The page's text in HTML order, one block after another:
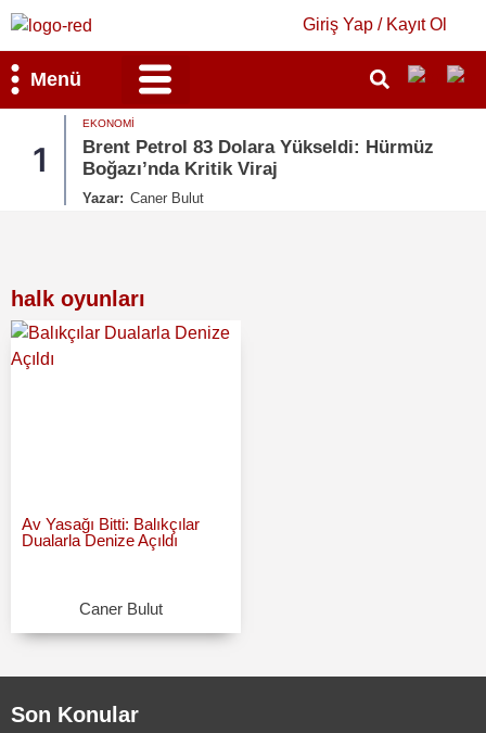
Giriş Yap / Kayıt Ol
Menü
1
EKONOMI
Brent Petrol 83 Dolara Yükseldi: Hürmüz
Boğazı’nda Kritik Viraj
Yazar: Caner Bulut
halk oyunları
Av Yasağı Bitti: Balıkçılar
Dualarla Denize Açıldı
Caner Bulut
Son Konular